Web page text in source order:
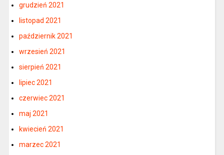
grudzień 2021
listopad 2021
październik 2021
wrzesień 2021
sierpień 2021
lipiec 2021
czerwiec 2021
maj 2021
kwiecień 2021
marzec 2021